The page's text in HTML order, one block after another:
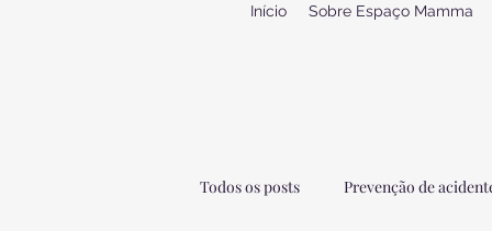
Início Sobre Espaço Mamma
Todos os posts Prevenção de